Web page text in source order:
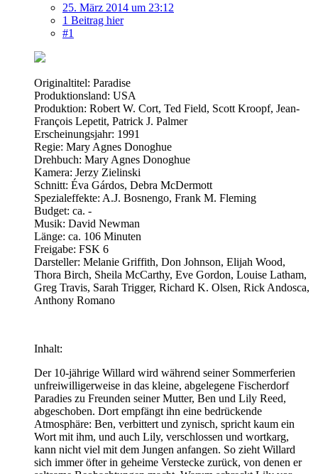
25. März 2014 um 23:12
1 Beitrag hier
#1
Originaltitel: Paradise
Produktionsland: USA
Produktion: Robert W. Cort, Ted Field, Scott Kroopf, Jean-
François Lepetit, Patrick J. Palmer
Erscheinungsjahr: 1991
Regie: Mary Agnes Donoghue
Drehbuch: Mary Agnes Donoghue
Kamera: Jerzy Zielinski
Schnitt: Éva Gárdos, Debra McDermott
Spezialeffekte: A.J. Bosnengo, Frank M. Fleming
Budget: ca. -
Musik: David Newman
Länge: ca. 106 Minuten
Freigabe: FSK 6
Darsteller: Melanie Griffith, Don Johnson, Elijah Wood,
Thora Birch, Sheila McCarthy, Eve Gordon, Louise Latham,
Greg Travis, Sarah Trigger, Richard K. Olsen, Rick Andosca,
Anthony Romano
Inhalt:
Der 10-jährige Willard wird während seiner Sommerferien
unfreiwilligerweise in das kleine, abgelegene Fischerdorf
Paradies zu Freunden seiner Mutter, Ben und Lily Reed,
abgeschoben. Dort empfängt ihn eine bedrückende
Atmosphäre: Ben, verbittert und zynisch, spricht kaum ein
Wort mit ihm, und auch Lily, verschlossen und wortkarg,
kann nicht viel mit dem Jungen anfangen. So zieht Willard
sich immer öfter in geheime Verstecke zurück, von denen er